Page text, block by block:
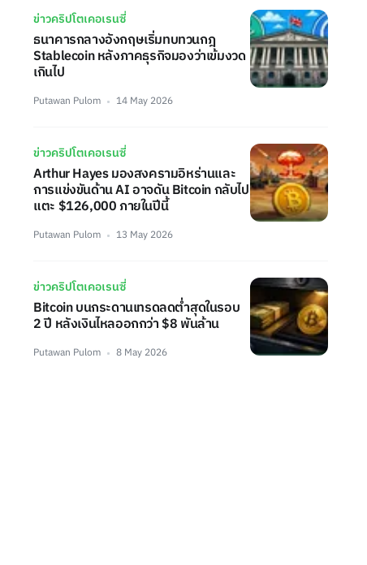
ข่าวคริปโตเคอเรนซี่
ธนาคารกลางอังกฤษเริ่มทบทวนกฎ
Stablecoin หลังภาคธุรกิจมองว่าเข้มงวด
เกินไป
Putawan Pulom 14 May 2026
ข่าวคริปโตเคอเรนซี่
Arthur Hayes มองสงครามอิหร่านและ
การแข่งขันด้าน AI อาจดัน Bitcoin กลับไป
แตะ $126,000 ภายในปีนี้
Putawan Pulom 13 May 2026
ข่าวคริปโตเคอเรนซี่
Bitcoin บนกระดานเทรดลดต่ำสุดในรอบ
2 ปี หลังเงินไหลออกกว่า $8 พันล้าน
Putawan Pulom 8 May 2026